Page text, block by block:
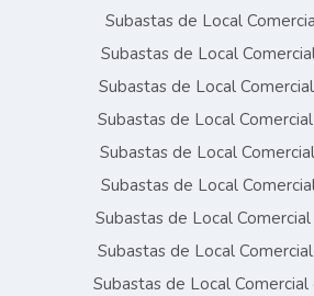
Subastas de Local
Subastas de Local
Subastas de Local
Subastas de Local
Subastas de Local
Subastas de Local
Subastas de Local
Subastas de Local
Subastas de Local Comercial